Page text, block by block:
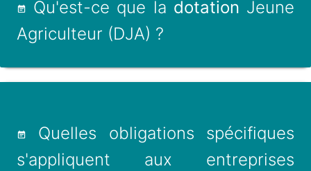
Qu'est-ce que la dotation Jeune
Agriculteur (DJA) ?
Quelles obligations spécifiques
s'appliquent aux entreprises